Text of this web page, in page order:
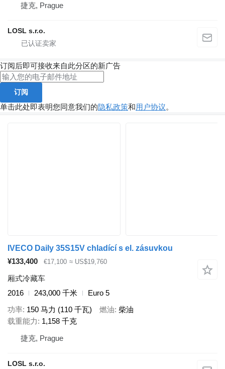
捷克, Prague
LOSL s.r.o.
订阅后即可接收来自此分区的新广告
订阅
单击此处即表明您同意我们的隐私政策和用户协议。
IVECO Daily 35S15V chladící s el. zásuvkou
¥133,400
€17,100 ≈ US$19,760
厢式冷藏车
2016
243,000 千米
Euro 5
功率 150 马力 (110 千瓦) 燃油 柴油
载重能力
1,158 千克
捷克, Prague
LOSL s.r.o.